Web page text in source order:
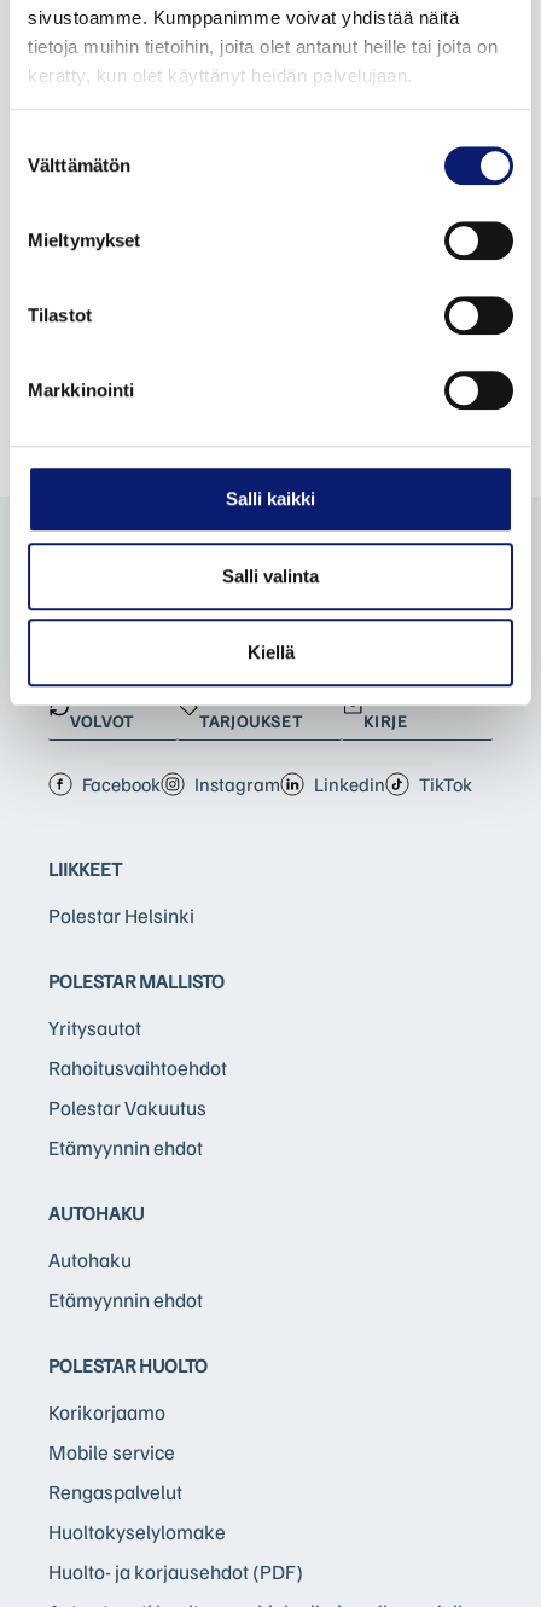
sivustoamme. Kumppanimme voivat yhdistää näitä
tietoja muihin tietoihin, joita olet antanut heille tai joita on
kerätty, kun olet käyttänyt heidän palvelujaan.
valinta
Välttämätön
Mieltymykset
Tilastot
Markkinointi
Salli kaikki
Salli valinta
Kiellä
Kysy lisää myyjiltämme!
VOLVOT
TARJOUKSET
KIRJE
Facebook Instagram Linkedin TikTok
LIIKKEET
Polestar Helsinki
POLESTAR MALLISTO
Yritysautot
Rahoitusvaihtoehdot
Polestar Vakuutus
Etämyynnin ehdot
AUTOHAKU
Autohaku
Etämyynnin ehdot
POLESTAR HUOLTO
Korikorjaamo
Mobile service
Rengaspalvelut
Huoltokyselylomake
Huolto- ja korjausehdot (PDF)